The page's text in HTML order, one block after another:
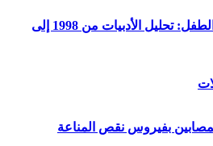
مفهوم التعليم العلاجي عند الطفل: تحليل الأدبيات من 1998 إلى
بفيروس نقص المناعة